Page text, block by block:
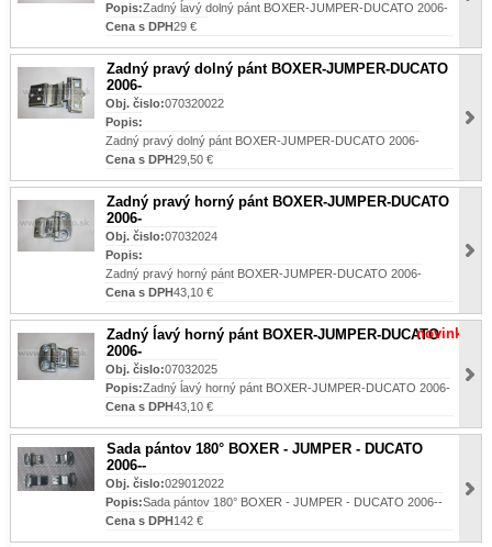
Popis:Zadný ĺavý dolný pánt BOXER-JUMPER-DUCATO 2006-
Cena s DPH29 €
Zadný pravý dolný pánt BOXER-JUMPER-DUCATO
2006-
Obj. čislo:070320022
Popis:
Zadný pravý dolný pánt BOXER-JUMPER-DUCATO 2006-
Cena s DPH29,50 €
Zadný pravý horný pánt BOXER-JUMPER-DUCATO
2006-
Obj. čislo:07032024
Popis:
Zadný pravý horný pánt BOXER-JUMPER-DUCATO 2006-
Cena s DPH43,10 €
Zadný ĺavý horný pánt BOXER-JUMPER-DUCATO
2006-
novinka
Obj. čislo:07032025
Popis:Zadný ĺavý horný pánt BOXER-JUMPER-DUCATO 2006-
Cena s DPH43,10 €
Sada pántov 180° BOXER - JUMPER - DUCATO
2006--
Obj. čislo:029012022
Popis:Sada pántov 180° BOXER - JUMPER - DUCATO 2006--
Cena s DPH142 €